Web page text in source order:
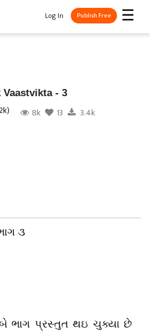
☰
Log In Publish Free
Vaastvikta - 3
8k 13 3.4k
૩
બે ભાગ પ્રસ્તુત થઇ ચુક્યા છે